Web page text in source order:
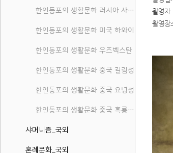
한인동포의 생활문화 러시아 사할린 연해주
한인동포의 생활문화 미국 하와이
한인동포의 생활문화 우즈벡스탄
한인동포의 생활문화 중국 길림성
한인동포의 생활문화 중국 요녕성
한인동포의 생활문화 중국 흑룡강성
샤머니즘_국외
혼례문화_국외
촬영자
촬영장